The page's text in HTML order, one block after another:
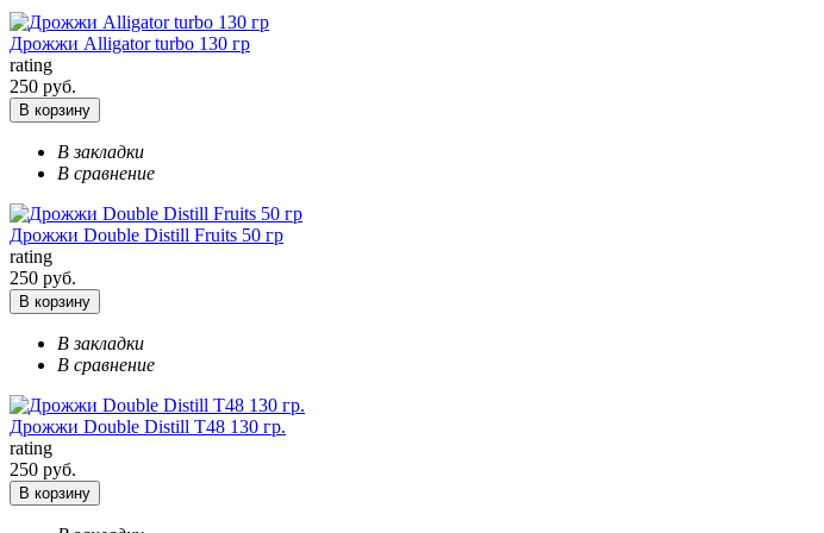
Дрожжи Alligator turbo 130 гр
rating
250 руб.
В корзину
В закладки
В сравнение
Дрожжи Double Distill Fruits 50 гр
rating
250 руб.
В корзину
В закладки
В сравнение
Дрожжи Double Distill T48 130 гр.
rating
250 руб.
В корзину